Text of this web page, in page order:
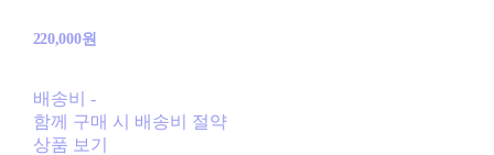
220,000원
배송비 -
함께 구매 시 배송비 절약
상품 보기